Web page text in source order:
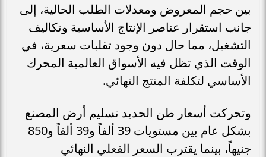
بين حجم المعروض ومعدلات الطلب الحالية، إلى
جانب استقرار عناصر الإنتاج الأساسية وتكاليف
التشغيل، مما حال دون وجود تقلبات سعرية، في
الوقت الذي تظل فيه الأسواق العالمية المحرك
الأساسي لتكلفة المنتج النهائي.
وتحركت أسعار طن الحديد تسليم أرض المصنع
بشكل عام بين مستويات 39 ألفاً و39 ألفاً و850
جنيهاً، بينما يقترب السعر الفعلي النهائي